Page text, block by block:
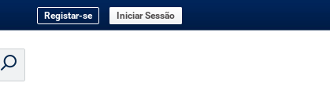
Registar-se Iniciar Sessão